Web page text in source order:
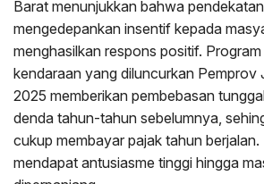
Barat menunjukkan bahwa
mengedepankan insentif kepada
menghasilkan respons positif.
kendaraan yang diluncurkan Pemprov
2025 memberikan pembebasan
denda tahun-tahun sebelumnya,
cukup membayar pajak tahun
mendapat antusiasme tinggi hingga